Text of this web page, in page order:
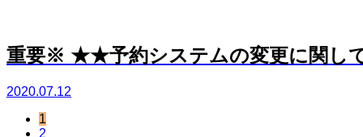
重要※ ★★予約システムの変更に関
2020.07.12
1
2